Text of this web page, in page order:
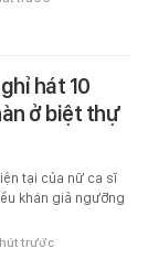
hát 10
ở biệt thự
tại của nữ ca sĩ
khán giả ngưỡng
trước